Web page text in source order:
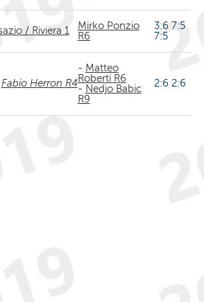
/ Riviera 1
Mirko Ponzio
R6
3:6 7:5
7:5
Fabio Herron R4
- Matteo
Roberti R6
- Nedjo Babic
R9
2:6 2:6